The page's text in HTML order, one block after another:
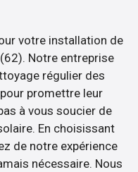
votre installation de
Notre entreprise
régulier des
promettre leur
à vous soucier de
En choisissant
de notre expérience
nécessaire. Nous